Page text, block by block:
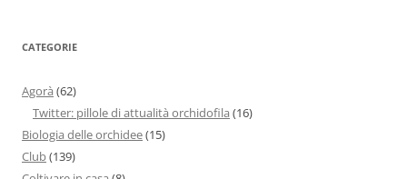
CATEGORIE
Agorà (62)
Twitter: pillole di attualità orchidofila (16)
Biologia delle orchidee(15)
Club(139)